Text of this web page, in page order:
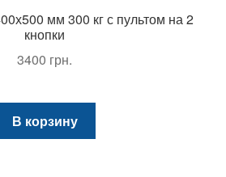
мм 300 кг с пультом на 2
кнопки
3400 грн.
В корзину